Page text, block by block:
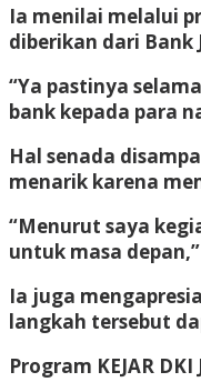
Ia menilai melalui
diberikan dari Bank
“Ya pastinya
bank kepada para
Hal senada
menarik karena
“Menurut saya
untuk masa
Ia juga
langkah tersebut
Program KEJAR